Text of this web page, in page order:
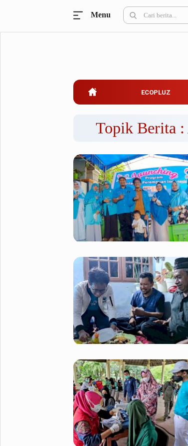
Belanja
Kuliner
Pemilu
Partai Politik
Pilpres
Hukum & Kriminal
Internasional
Citizen
Pemerintahan
Bulutangkis
Golf
Infotainment
Menu
ECOPLUZ
Topik Berita :